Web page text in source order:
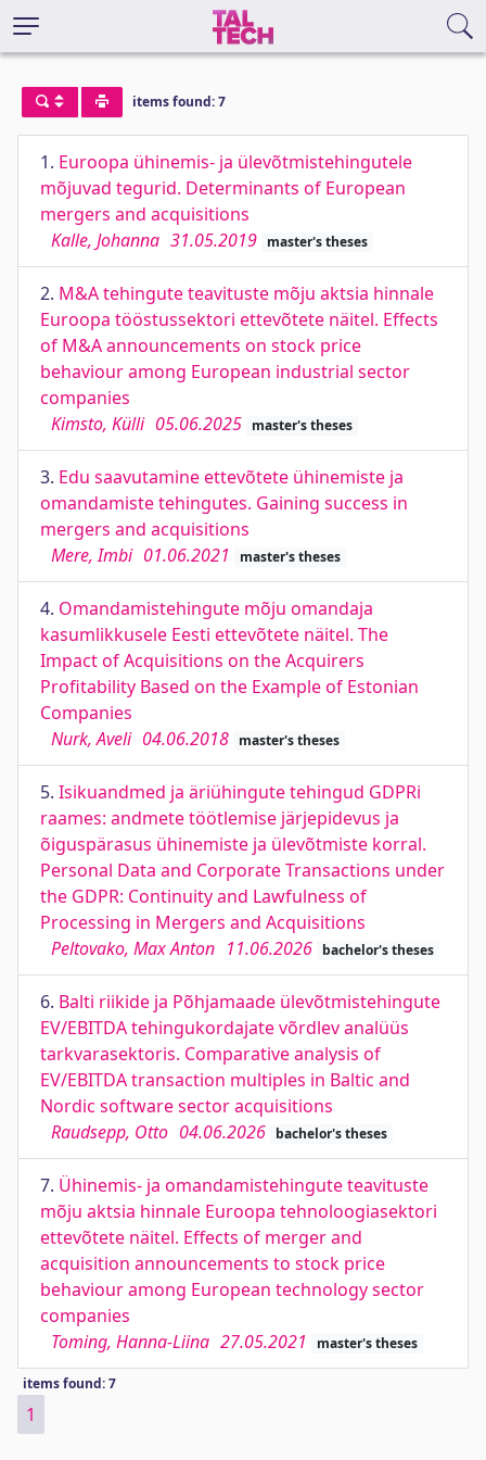
items found: 7
1. Euroopa ühinemis- ja ülevõtmistehingutele
mõjuvad tegurid. Determinants of European
mergers and acquisitions
Kalle, Johanna 31.05.2019 master's theses
2. M&A tehingute teavituste mõju aktsia hinnale
Euroopa tööstussektori ettevõtete näitel. Effects
of M&A announcements on stock price
behaviour among European industrial sector
companies
Kimsto, Külli 05.06.2025 master's theses
3. Edu saavutamine ettevõtete ühinemiste ja
omandamiste tehingutes. Gaining success in
mergers and acquisitions
Mere, Imbi 01.06.2021 master's theses
4. Omandamistehingute mõju omandaja
kasumlikkusele Eesti ettevõtete näitel. The
Impact of Acquisitions on the Acquirers
Profitability Based on the Example of Estonian
Companies
Nurk, Aveli 04.06.2018 master's theses
5. Isikuandmed ja äriühingute tehingud GDPRi
raames: andmete töötlemise järjepidevus ja
õiguspärasus ühinemiste ja ülevõtmiste korral.
Personal Data and Corporate Transactions under
the GDPR: Continuity and Lawfulness of
Processing in Mergers and Acquisitions
Peltovako, Max Anton 11.06.2026 bachelor's theses
6. Balti riikide ja Põhjamaade ülevõtmistehingute
EV/EBITDA tehingukordajate võrdlev analüüs
tarkvarasektoris. Comparative analysis of
EV/EBITDA transaction multiples in Baltic and
Nordic software sector acquisitions
Raudsepp, Otto 04.06.2026 bachelor's theses
7. Ühinemis- ja omandamistehingute teavituste
mõju aktsia hinnale Euroopa tehnoloogiasektori
ettevõtete näitel. Effects of merger and
acquisition announcements to stock price
behaviour among European technology sector
companies
Toming, Hanna-Liina 27.05.2021 master's theses
items found: 7
1